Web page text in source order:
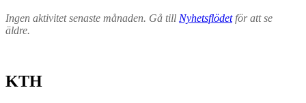
Ingen aktivitet senaste månaden. Gå till Nyhetsflödetför att se
äldre.
KTH